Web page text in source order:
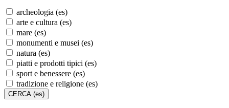
archeologia (es)
arte e cultura (es)
mare (es)
monumenti e musei (es)
natura (es)
piatti e prodotti tipici (es)
sport e benessere (es)
tradizione e religione (es)